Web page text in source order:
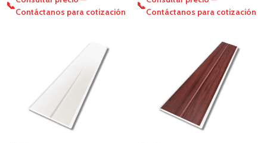
📞
Contáctanos para cotización
📞
Contáctanos para cotización